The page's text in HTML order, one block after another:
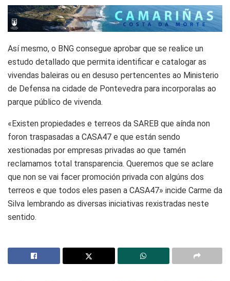
Así mesmo, o BNG consegue aprobar que se realice un
estudo detallado que permita identificar e catalogar as
vivendas baleiras ou en desuso pertencentes ao Ministerio
de Defensa na cidade de Pontevedra para incorporalas ao
parque público de vivenda.
«Existen propiedades e terreos da SAREB que aínda non
foron traspasadas a CASA47 e que están sendo
xestionadas por empresas privadas ao que tamén
reclamamos total transparencia. Queremos que se aclare
que non se vai facer promoción privada con algúns dos
terreos e que todos eles pasen a CASA47» incide Carme da
Silva lembrando as diversas iniciativas rexistradas neste
sentido.